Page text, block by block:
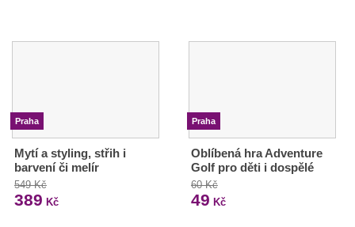
Praha
Mytí a styling, střih i
barvení či melír
549 Kč
389 Kč
Praha
Oblíbená hra Adventure
Golf pro děti i dospělé
60 Kč
49 Kč